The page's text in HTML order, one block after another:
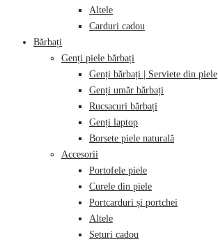
Altele
Carduri cadou
Bărbați
Genți piele bărbați
Genți bărbați | Serviete din piele
Genți umăr bărbați
Rucsacuri bărbați
Genți laptop
Borsete piele naturală
Accesorii
Portofele piele
Curele din piele
Portcarduri și portchei
Altele
Seturi cadou